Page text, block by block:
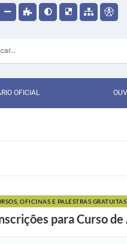
OFICIAL
OFICINAS E PALESTRAS GRATUITAS
para Curso